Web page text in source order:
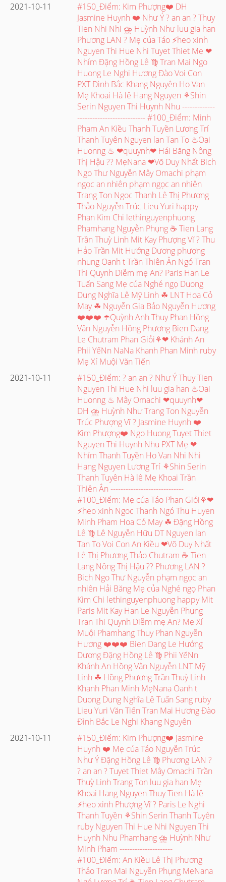
2021-10-11
#150_Điểm: Kim Phượng❤️ DH
Jasmine Huynh ❤️ Như Ý ? an an ? Thuy
Tien Nhi Nhi ⛈ Huỳnh Như luu gia han
Phương LAN ? Mẹ của Táo ⚡heo xinh
Nguyen Thi Hue Nhi Tuyet Thiet Mẹ ❤
Nhím Đặng Hồng Lê ♍ Tran Mai Ngo
Huong Le Nghi Hương Đào Voi Con
PXT Đình Bắc Khang Nguyên Ho Van
Mẹ Khoai Hà lê Hang Nguyen ⚘Shin
Serin Nguyen Thi Huynh Nhu -------------
--------------------------- #100_Điểm: Minh
Pham An Kiều Thanh Tuyền Lương Trí
Thanh Tuyên Nguyen lan Tan To ♨Oai
Huonng ♨ ❤quuynh❤ Hải Băng Nông
Thị Hậu ?? MẹNana ❤Võ Duy Nhất Bich
Ngo Thư Nguyễn Mây Omachi phạm
ngọc an nhiên phạm ngọc an nhiên
Trang Ton Ngoc Thanh Lê Thị Phương
Thảo Nguyễn Trúc Lieu Yuri happy
Phan Kim Chi lethinguyenphuong
Phamhang Nguyễn Phụng ☕ Tien Lang
Trần Thuỳ Linh Mit Kay Phượng Vĩ ? Thu
Hảo Trần Mit Hướng Dương phượng
nhung Oanh t Trần Thiên Ân Ngó Tran
Thi Quynh Diễm mẹ An? Paris Han Le
Tuấn Sang Mẹ của Nghé ngọ Duong
Dung Nghĩa Lê Mỹ Linh ☘ LNT Hoa Cỏ
May ☘ Nguyễn Gia Bảo Nguyễn Hương
❤️❤️❤️ ☂️Quỳnh Anh Thuy Phan Hồng
Vân Nguyễn Hồng Phương Bien Dang
Le Chutram Phan Giỏi⚘❤ Khánh An
Phii YếNn NaNa Khanh Phan Minh ruby
Mẹ Xí Muội Văn Tiến
2021-10-11
#150_Điểm: ? an an ? Như Ý Thuy Tien
Nguyen Thi Hue Nhi luu gia han ♨Oai
Huonng ♨ Mây Omachi ❤quuynh❤
DH ⛈ Huỳnh Như Trang Ton Nguyễn
Trúc Phượng Vĩ ? Jasmine Huynh ❤️
Kim Phượng❤️ Ngo Huong Tuyet Thiet
Nguyen Thi Huynh Nhu PXT Mẹ ❤
Nhím Thanh Tuyền Ho Van Nhi Nhi
Hang Nguyen Lương Trí ⚘Shin Serin
Thanh Tuyên Hà lê Mẹ Khoai Trần
Thiên Ân -----------------------------
#100_Điểm: Mẹ của Táo Phan Giỏi⚘❤
⚡heo xinh Ngoc Thanh Ngó Thu Huyen
Minh Pham Hoa Cỏ May ☘ Đặng Hồng
Lê ♍ Lê Nguyễn Hữu DT Nguyen lan
Tan To Voi Con An Kiều ❤Võ Duy Nhất
Lê Thị Phương Thảo Chutram ☕ Tien
Lang Nông Thị Hậu ?? Phương LAN ?
Bich Ngo Thư Nguyễn phạm ngọc an
nhiên Hải Băng Mẹ của Nghé ngọ Phan
Kim Chi lethinguyenphuong happy Mit
Paris Mit Kay Han Le Nguyễn Phụng
Tran Thi Quynh Diễm mẹ An? Mẹ Xí
Muội Phamhang Thuy Phan Nguyễn
Hương ❤️❤️❤️ Bien Dang Le Hướng
Dương Đặng Hồng Lê ♍ Phii YếNn
Khánh An Hồng Vân Nguyễn LNT Mỹ
Linh ☘ Hồng Phương Trần Thuỳ Linh
Khanh Phan Minh MẹNana Oanh t
Duong Dung Nghĩa Lê Tuấn Sang ruby
Lieu Yuri Văn Tiến Tran Mai Hương Đào
Đình Bắc Le Nghi Khang Nguyên
2021-10-11
#150_Điểm: Kim Phượng❤️ Jasmine
Huynh ❤️ Mẹ của Táo Nguyễn Trúc
Như Ý Đặng Hồng Lê ♍ Phương LAN ?
? an an ? Tuyet Thiet Mây Omachi Trần
Thuỳ Linh Trang Ton luu gia han Mẹ
Khoai Hang Nguyen Thuy Tien Hà lê
⚡heo xinh Phượng Vĩ ? Paris Le Nghi
Thanh Tuyền ⚘Shin Serin Thanh Tuyên
ruby Nguyen Thi Hue Nhi Nguyen Thi
Huynh Nhu Phamhang ⛈ Huỳnh Như
Minh Pham ---------------------
#100_Điểm: An Kiều Lê Thị Phương
Thảo Tran Mai Nguyễn Phụng MẹNana